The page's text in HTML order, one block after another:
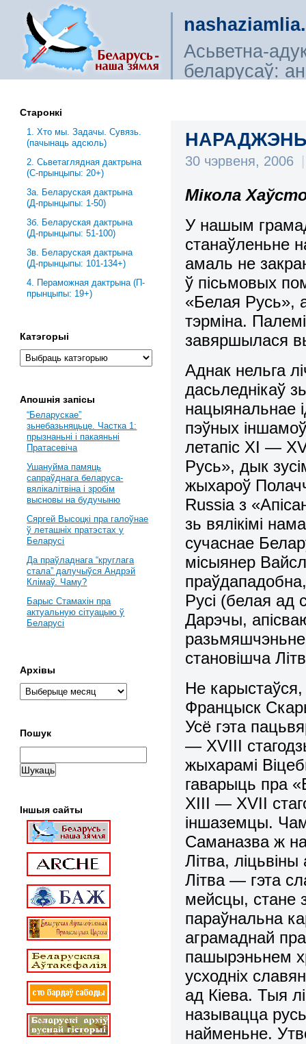
Асьветна-
беларусаў:
30 чэрвеня, 2006 |
Мікола
У нашым
станаўленьне
амаль не
ў пісьмовых
«Белая Русь»,
тэрміна.
завяршылася
Аднак нельга
дасьледнікаў
нацыянальнае
пэўных
летапіс ХІ —
Русь», дык
жыхароў
Russia з
зь вялікімі
сучаснае
місыянер
Русі (белая ад
Дарэчы,
становішча
Не
Францыск
Усё гэта
— ХVІІІ
жыхарамі
гаварыць пра
ХІІІ — ХVІІ
іншаземцы.
Саманазва ж
Літва,
Літва — гэта
мейсцы, стане
параўнальна
аграмаднай
пашырэньнем
усходніх
ад Кіева. Тыя
называцца
найменьне.
Старонкі
1. Хто мы. Задачы. Сувязь.
(пачынаць адсюль)
2. Сьветаглядная дактрына
(С-прынцыпы: 20+)
3a. Беларуская дактрына
(Д-прынцыпы: 1-50)
3б. Беларуская дактрына
(Д-прынцыпы: 51-100)
3в. Беларуская дактрына
(Д-прынцыпы: 101-134+)
4. Пераможная дактрына (П-
прынцыпы: 19+)
Катэгорыі
Апошнія запісы
“Беларускае”
зьнебазьняцьце. Частка 1:
прызнаньні і пакаяньні
Пратасевіча
Ушануйма памяць
сапраўднага беларуса-
вялікалітвіна і зробім
высновы на будучыню
Сяргей Высоцкі пра галоўнае
ў леташніх пратэстах у
Беларусі
Да праўладнага “круглага
стала” далучыўся Андрэй
Клімаў. Чаму?
Барыс Стамахін пра
актуальную сітуацыю ў
Беларусі
Архівы
Пошук
Іншыя сайты